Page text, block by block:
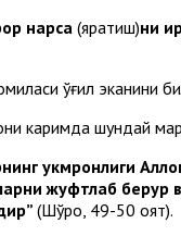
нарса (яратиш)ни
ўғил эканини
каримда шундай
ҳукмронлиги
жуфтлаб берур
(Шўро, 49-50 оят).